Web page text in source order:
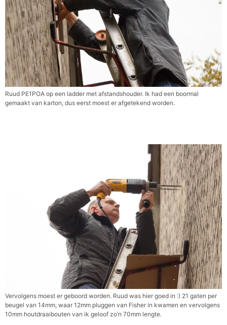
Ruud PE1POA op een ladder met afstandshouder. Ik had een boormal
gemaakt van karton, dus eerst moest er afgetekend worden.
Vervolgens moest er geboord worden. Ruud was hier goed in :) 21 gaten per
beugel van 14mm, waar 12mm pluggen van Fisher in kwamen en vervolgens
10mm houtdraaibouten van ik geloof zo’n 70mm lengte.